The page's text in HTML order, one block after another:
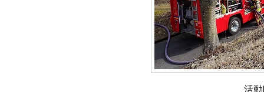
活